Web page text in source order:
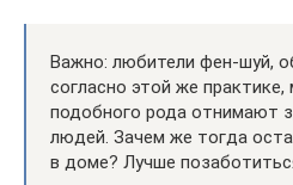
Важно: любители фен-шуй,
согласно этой же
подобного рода отнимают
людей. Зачем же тогда
в доме? Лучше